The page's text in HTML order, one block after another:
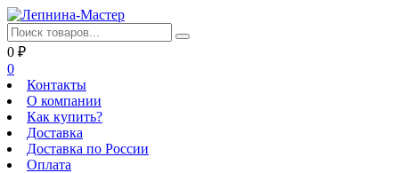
0 ₽
0
Контакты
О компании
Как купить?
Доставка
Доставка по России
Оплата